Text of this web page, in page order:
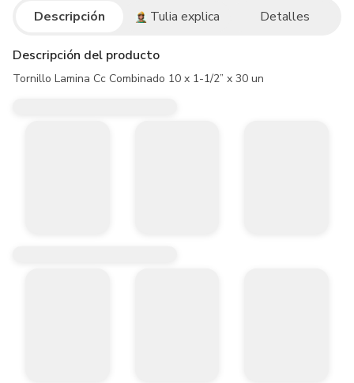
Descripción Tulia explica Detalles
Descripción del producto
Tornillo Lamina Cc Combinado 10 x 1-1/2” x 30 un